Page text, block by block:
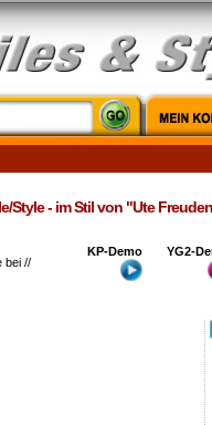
Style - im Stil von "Ute
bei //
KP-Demo YG2-